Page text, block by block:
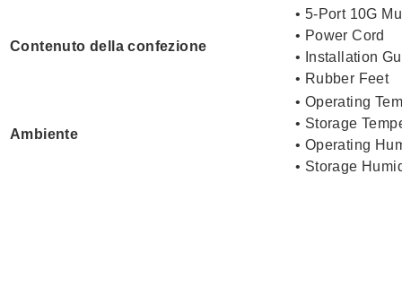
Contenuto della confezione
• 5-Port 10G
• Power Cord
• Installation
• Rubber Feet
Ambiente
• Operating
• Storage
• Operating
• Storage